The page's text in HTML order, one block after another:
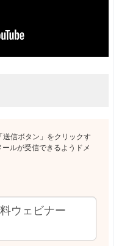
信ボタン」をクリックす
ルが受信できるようドメ